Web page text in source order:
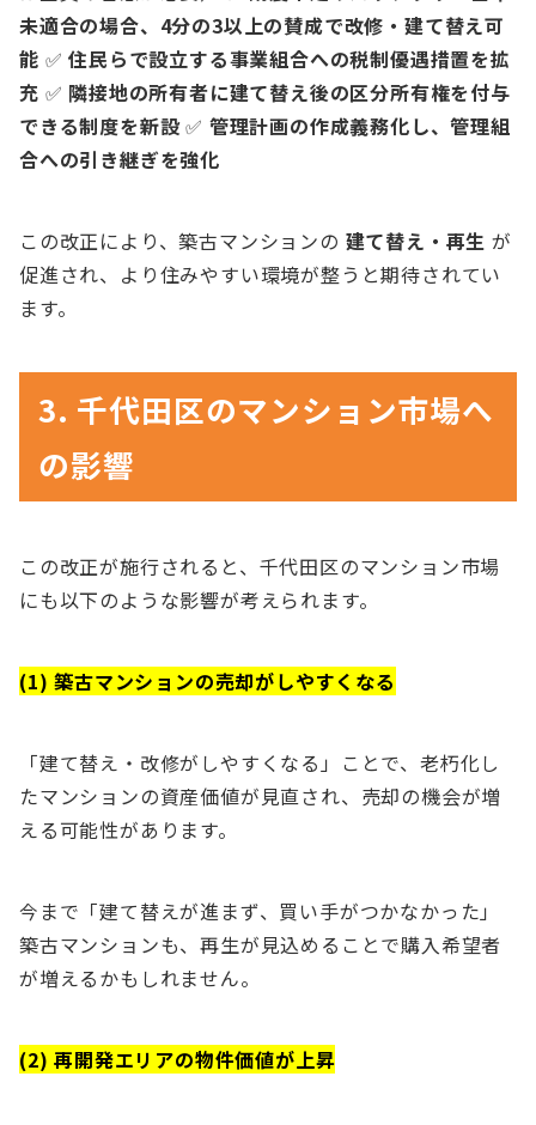
未適合の場合、4分の3以上の賛成で改修・建て替え可
能 ✅住民らで設立する事業組合への税制優遇措置を拡
充 ✅ 隣接地の所有者に建て替え後の区分所有権を付与
できる制度を新設✅ 管理計画の作成義務化し、管理組
合への引き継ぎを強化
この改正により、築古マンションの 建て替え・再生 が
促進され、より住みやすい環境が整うと期待されてい
ます。
3. 千代田区のマンション市場へ
の影響
この改正が施行されると、千代田区のマンション市場
にも以下のような影響が考えられます。
(1) 築古マンションの売却がしやすくなる
「建て替え・改修がしやすくなる」ことで、老朽化し
たマンションの資産価値が見直され、売却の機会が増
える可能性があります。
今まで「建て替えが進まず、買い手がつかなかった」
築古マンションも、再生が見込めることで購入希望者
が増えるかもしれません。
(2) 再開発エリアの物件価値が上昇